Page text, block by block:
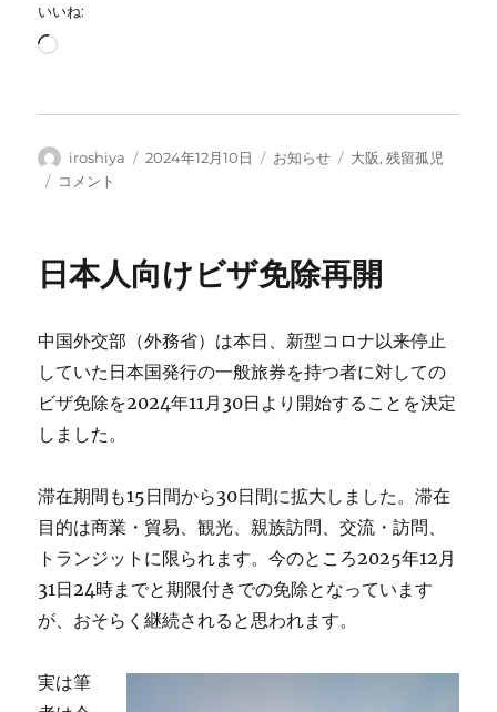
いいね:
読
中…
投
稿
iroshiya
投
2024年12月10日
カ
お知らせ
タ
大阪,残留孤児
中
日
二
世
人
生
い
か
け
こ
と
コメント
日本人向けビザ免除再開
中国外交部（外務省）は本日、新型コロナ以来停止
していた日本国発行の一般旅券を持つ者に対しての
ビザ免除を2024年11月30日より開始することを決定
しました。
滞在期間も15日間から30日間に拡大しました。滞在
目的は商業・貿易、観光、親族訪問、交流・訪問、
トランジットに限られます。今のところ2025年12月
31日24時までと期限付きでの免除となっています
が、おそらく継続されると思われます。
実は筆